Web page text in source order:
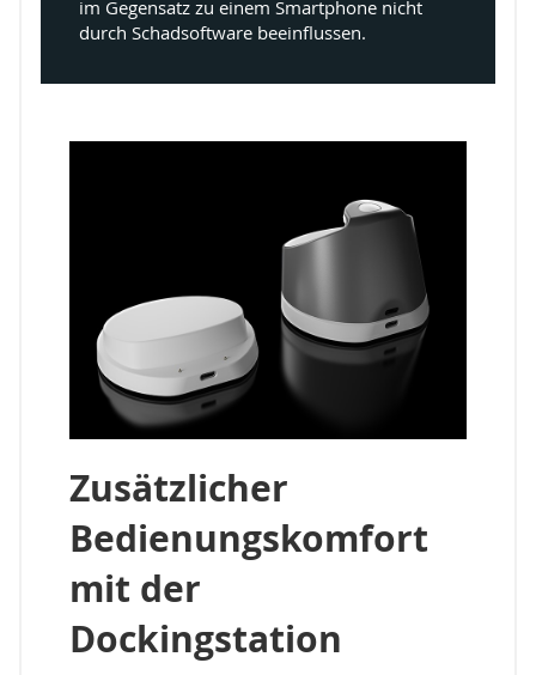
im Gegensatz zu einem Smartphone nicht
durch Schadsoftware beeinflussen.
Zusätzlicher
Bedienungskomfort
mit der
Dockingstation